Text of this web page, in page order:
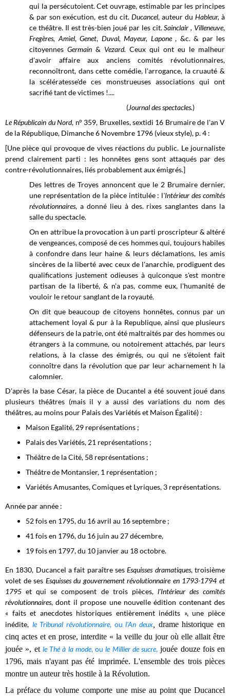
qui la persécutoient. Cet ouvrage, estimable par les principes
& par son exécution, est du cit. Ducancel, auteur du Hableur,à
ce théâtre. Il est très-bien joué par les cit.Sainclair , Villeneuve,
Fregères, Amìel,Genet, Duval, Mayeur, Lapone, &c. & par les
citoyennesGermain& Vezard.Ceux qui ont eu le malheur
d'avoir affaire aux anciens comités révolutionnaires,
reconnoîtront, dans cette comédie, l'arrogance, la cruauté &
la scélératesse'de ces monstrueuses associations qui ont
sacrifié tant de victimes !....
(Journal des spectacles.)
Le Républicain du Nord, n° 359, Bruxelles, sextidi 16 Brumaire de l'an V
de la République, Dimanche 6 Novembre 1796 (vieux style), p. 4 :
[Une pièce qui provoque de vives réactions du public. Le journaliste
prend clairement parti : les honnêtes gens sont attaqués par des
contre-révolutionnaires, liés probablement aux émigrés.]
Des lettres de Troyes annoncent que le 2 Brumaire dernier,
une représentation de la pièce intitulée : l'Intérieur des comités
révolutionnaires, a donné lieu à des. rixes sanglantes dans la
salle du spectacle.
On en attribue la provocation à un parti proscripteur & altéré
de vengeances, composé de ces hommes qui, toujours habiles
à confondre dans leur haine & leurs déclamations, les amis
sincères de la liberté avec ceux de l'anarchie, prodiguent des
qualifications justement odieuses à quiconque s'est montre
partisan de la liberté, & n'a pas, comme eux, l'humanité de
vouloir le retour sanglant de la royauté.
On dit que beaucoup de citoyens honnêtes, connus par un
attachement loyal & pur à la Republique, ainsi que plusieurs
défenseurs de la patrie, ont été maltraités par des hommes ou
étrangers à la commune, ou notoirement attachés, par leurs
relations, à la classe des émigrés, ou qui ne s'étoient fait
connoître dans la révolution que par leur acharnement h la
calomnier.
D'après la base César, la pièce de Ducantel a été souvent joué dans
plusieurs théâtres (mais il y a aussi des variations du nom des
théâtres, au moins pour Palais des Variétés et Maison Égalité) :
Maison Egalité, 29 représentations ;
Palais des Variétés, 21 représentations ;
Théâtre de la Cité, 58 représentations ;
Théâtre de Montansier, 1 représentation ;
Variétés Amusantes, Comiques et Lyriques, 3 représentations.
Année par année :
52 fois en 1795, du 16 avril au 16 septembre ;
41 fois en 1796, du 16 juin au 27 décembre,
19 fois en 1797, du 10 janvier au 18 octobre.
En 1830, Ducancel a fait paraître sesEsquisses dramatiques, troisième
volet de ses Esquisses du gouvernement révolutionnaire en 1793-1794 et
1795et qui se composent de trois pièces, l'Intérieur des comités
révolutionnaires, dont il propose une nouvelle édition contenant des
« faits et anecdotes historiques entièrement inédits », une pièce
inédite, le Tribunal révolutionnaire, oul'An deux
drame historique en
cinq actes et en prose, interdite « la veille du jour où elle allait être
jouée », et le Thé à la mode, oule Millier de sucre, jouée douze fois en
1796, mais n'ayant pas été imprimée. L'ensemble des trois pièces
montre un auteur très hostile à la Révolution.
La préface du volume comporte une mise au point que Ducancel